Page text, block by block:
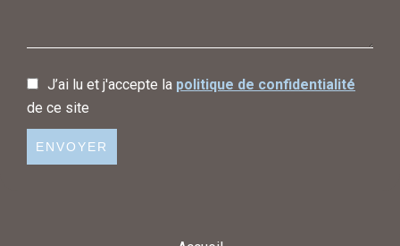
J’ai lu et j'accepte la politique de confidentialité
de ce site
ENVOYER